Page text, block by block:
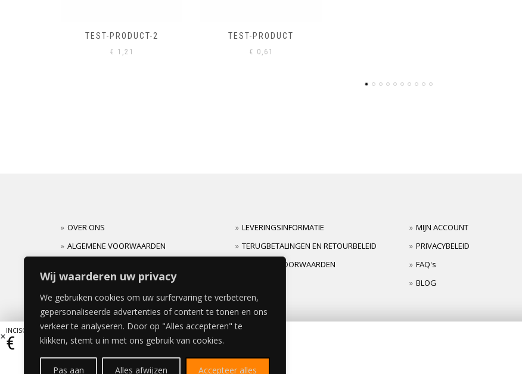
Wij waarderen uw privacy
We gebruiken cookies om uw surfervaring te verbeteren,
gepersonaliseerde advertenties of content te tonen en ons
verkeer te analyseren. Door op "Alles accepteren" te
klikken, stemt u in met ons gebruik van cookies.
Pas aan Alles afwijzen Accepteer alles
TEST-PRODUCT
€ 0,61
OVER ONS
ALGEMENE VOORWAARDEN
LEVERINGSINFORMATIE
TERUGBETALINGEN EN RETOURBELEID
GARANTIEVOORWAARDEN
MIJN ACCOUNT
PRIVACYBELEID
FAQ's
BLOG
INCISO LADE 60x80cm
€ 168,19